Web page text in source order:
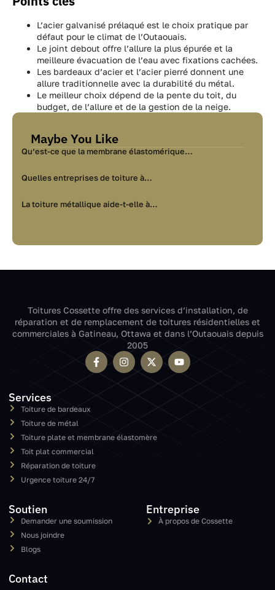
L’acier galvanisé prélaqué est le choix pratique par
défaut pour le climat de l’Outaouais.
Le joint debout offre l’allure la plus épurée et la
meilleure évacuation de l’eau avec fixations cachées.
Les bardeaux d’acier et l’acier pierré donnent une
allure traditionnelle avec la durabilité du métal.
Le meilleur choix dépend de la pente du toit, du
budget, de l’allure et de la gestion de la neige.
Maybe You Like
Qu’est-ce que la membrane élastomérique…
Quelles entreprises de toiture à…
La toiture métallique aide-t-elle à…
Toitures Cossette offre des services d’installation, de
réparation et de remplacement de toitures résidentielles et
commerciales à Gatineau, Ottawa et dans l’Outaouais depuis
2005
Services
Toiture de bardeaux
Toiture de métal
Toiture plate et membrane élastomère
Toit plat commercial
Réparation de toiture
Urgence toiture 24/7
Soutien
Demander une soumission
Nous joindre
Blogs
Entreprise
À propos de Cossette
Contact